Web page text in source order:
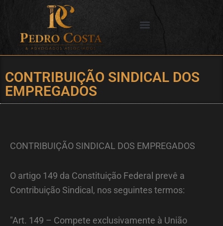
conteúdo
CONTRIBUIÇÃO SINDICAL DOS
EMPREGADOS
CONTRIBUIÇÃO SINDICAL DOS EMPREGADOS
O artigo 149 da Constituição Federal prevê a
Contribuição Sindical, nos seguintes termos:
"Art. 149 – Compete exclusivamente à União